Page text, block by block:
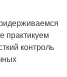
практикуем
контроль